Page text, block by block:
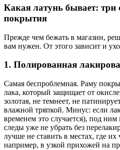
Какая латунь бывает: три
покрытия
Прежде чем бежать в магазин,
вам нужен. От этого зависит и
1. Полированная
Самая беспроблемная. Раму
лака, который защищает от
золотая, не темнеет, не
влажной тряпкой. Минус: если
временем это случается), под ним
следы уже не убрать без
лучше не ставить в местах, где
например, в узкой прихожей на